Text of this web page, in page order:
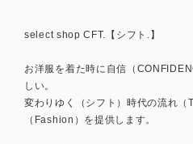
select shop CFT.【シフト.】
お洋服を着た時に自信（
しい。
変わりゆく（シフト）時代の流れ
（Fashion）を提供します。